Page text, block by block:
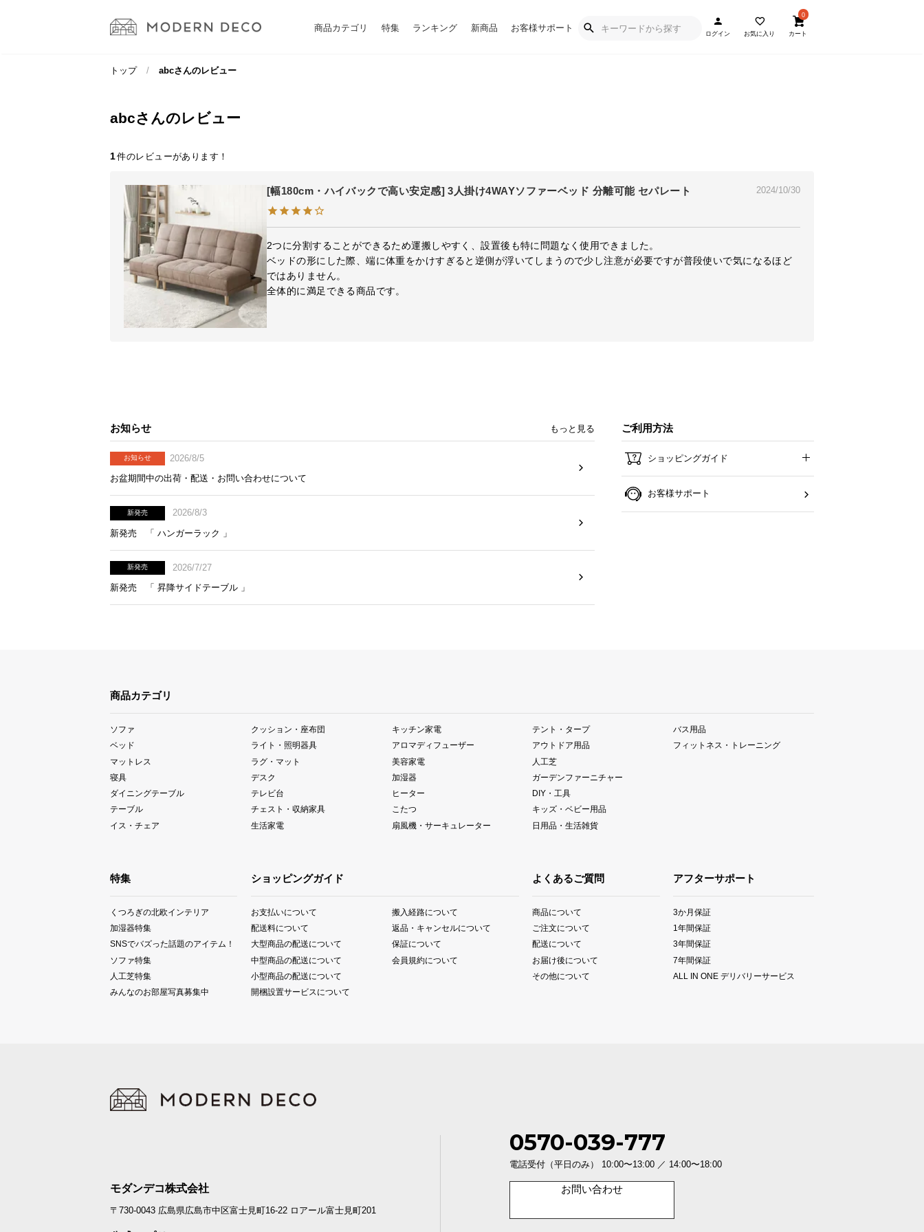
商品カテゴリ 特集 ランキング 新商品 お客様サポート
ログイン お気に入り
0
カート
トップ abcさんのレビュー
abcさんのレビュー
1
[幅180cm・ハイバックで高い安定感] 3人掛け4WAYソファーベッド 分離可能 セパレート 2024/10/30
2つに分割することができるため運搬しやすく、設置後も特に問題なく使用できました。
ベッドの形にした際、端に体重をかけすぎると逆側が浮いてしまうので少し注意が必要ですが普段使いで気になるほど
ではありません。
全体的に満足できる商品です。
お知らせ もっと見る
お知らせ
2026/8/5
お盆期間中の出荷・配送・お問い合わせについて
新発売
2026/8/3
新発売 「 ハンガーラック 」
新発売
2026/7/27
新発売 「 昇降サイドテーブル 」
ご利用方法
ショッピングガイド
お客様サポート
商品カテゴリ
ソファ
ベッド
マットレス
寝具
ダイニングテーブル
テーブル
イス・チェア
クッション・座布団
ライト・照明器具
ラグ・マット
デスク
テレビ台
チェスト・収納家具
生活家電
キッチン家電
アロマディフューザー
美容家電
加湿器
ヒーター
こたつ
扇風機・サーキュレーター
テント・タープ
アウトドア用品
人工芝
ガーデンファーニチャー
DIY・工具
キッズ・ベビー用品
日用品・生活雑貨
バス用品
フィットネス・トレーニング
特集
くつろぎの北欧インテリア
加湿器特集
SNSでバズった話題のアイテム！
ソファ特集
人工芝特集
みんなのお部屋写真募集中
ショッピングガイド
お支払いについて
配送料について
大型商品の配送について
中型商品の配送について
小型商品の配送について
開梱設置サービスについて
搬入経路について
返品・キャンセルについて
保証について
会員規約について
よくあるご質問
商品について
ご注文について
配送について
お届け後について
その他について
アフターサポート
3か月保証
1年間保証
3年間保証
7年間保証
ALL IN ONE デリバリーサービス
モダンデコ株式会社
〒730-0043 広島県広島市中区富士見町16-22 ロアール富士見町201
お問い合わせ
0570-039-777
電話受付（平日のみ） 10:00〜13:00 ／ 14:00〜18:00